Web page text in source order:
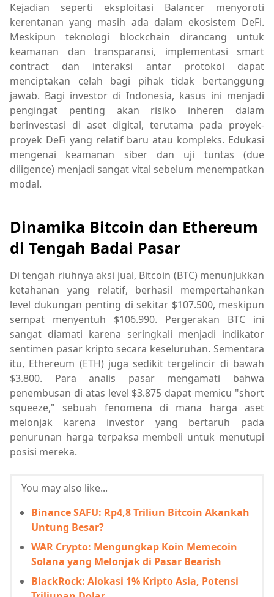
Kejadian seperti eksploitasi Balancer menyoroti
kerentanan yang masih ada dalam ekosistem DeFi.
Meskipun teknologi blockchain dirancang untuk
keamanan dan transparansi, implementasi smart
contract dan interaksi antar protokol dapat
menciptakan celah bagi pihak tidak bertanggung
jawab. Bagi investor di Indonesia, kasus ini menjadi
pengingat penting akan risiko inheren dalam
berinvestasi di aset digital, terutama pada proyek-
proyek DeFi yang relatif baru atau kompleks. Edukasi
mengenai keamanan siber dan uji tuntas (due
diligence) menjadi sangat vital sebelum menempatkan
modal.
Dinamika Bitcoin dan Ethereum
di Tengah Badai Pasar
Di tengah riuhnya aksi jual, Bitcoin (BTC) menunjukkan
ketahanan yang relatif, berhasil mempertahankan
level dukungan penting di sekitar $107.500, meskipun
sempat menyentuh $106.990. Pergerakan BTC ini
sangat diamati karena seringkali menjadi indikator
sentimen pasar kripto secara keseluruhan. Sementara
itu, Ethereum (ETH) juga sedikit tergelincir di bawah
$3.800. Para analis pasar mengamati bahwa
penembusan di atas level $3.875 dapat memicu "short
squeeze," sebuah fenomena di mana harga aset
melonjak karena investor yang bertaruh pada
penurunan harga terpaksa membeli untuk menutupi
posisi mereka.
You may also like...
Binance SAFU: Rp4,8 Triliun Bitcoin Akankah
Untung Besar?
WAR Crypto: Mengungkap Koin Memecoin
Solana yang Melonjak di Pasar Bearish
BlackRock: Alokasi 1% Kripto Asia, Potensi